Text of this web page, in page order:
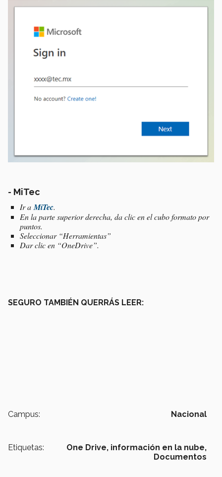
- MiTec
Ir aMiTec.
En la parte superior derecha, da clic en el cubo formato por
puntos.
Seleccionar “Herramientas”
Dar clic en “OneDrive”.
SEGURO TAMBIÉN QUERRÁS LEER:
Campus: Nacional
Etiquetas: One Drive, información en la nube,
Documentos